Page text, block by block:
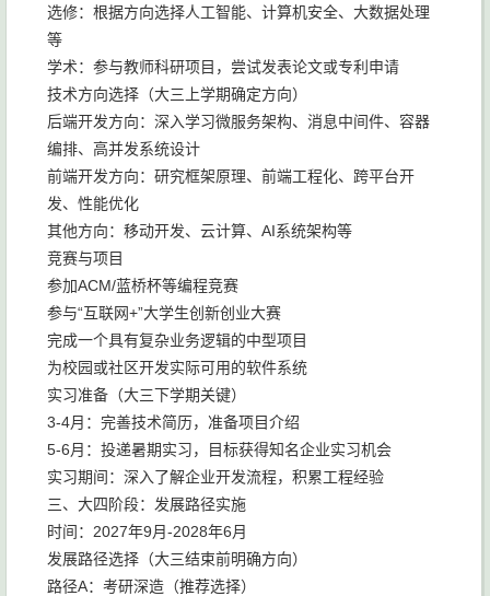
选修：根据方向选择人工智能、计算机安全、大数据处理
等
学术：参与教师科研项目，尝试发表论文或专利申请
技术方向选择（大三上学期确定方向）
后端开发方向：深入学习微服务架构、消息中间件、容器
编排、高并发系统设计
前端开发方向：研究框架原理、前端工程化、跨平台开
发、性能优化
其他方向：移动开发、云计算、AI系统架构等
竞赛与项目
参加ACM/蓝桥杯等编程竞赛
参与“互联网+”大学生创新创业大赛
完成一个具有复杂业务逻辑的中型项目
为校园或社区开发实际可用的软件系统
实习准备（大三下学期关键）
3-4月：完善技术简历，准备项目介绍
5-6月：投递暑期实习，目标获得知名企业实习机会
实习期间：深入了解企业开发流程，积累工程经验
三、大四阶段：发展路径实施
时间：2027年9月-2028年6月
发展路径选择（大三结束前明确方向）
路径A：考研深造（推荐选择）